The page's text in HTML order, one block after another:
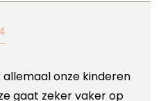
allemaal onze kinderen
gaat zeker vaker op